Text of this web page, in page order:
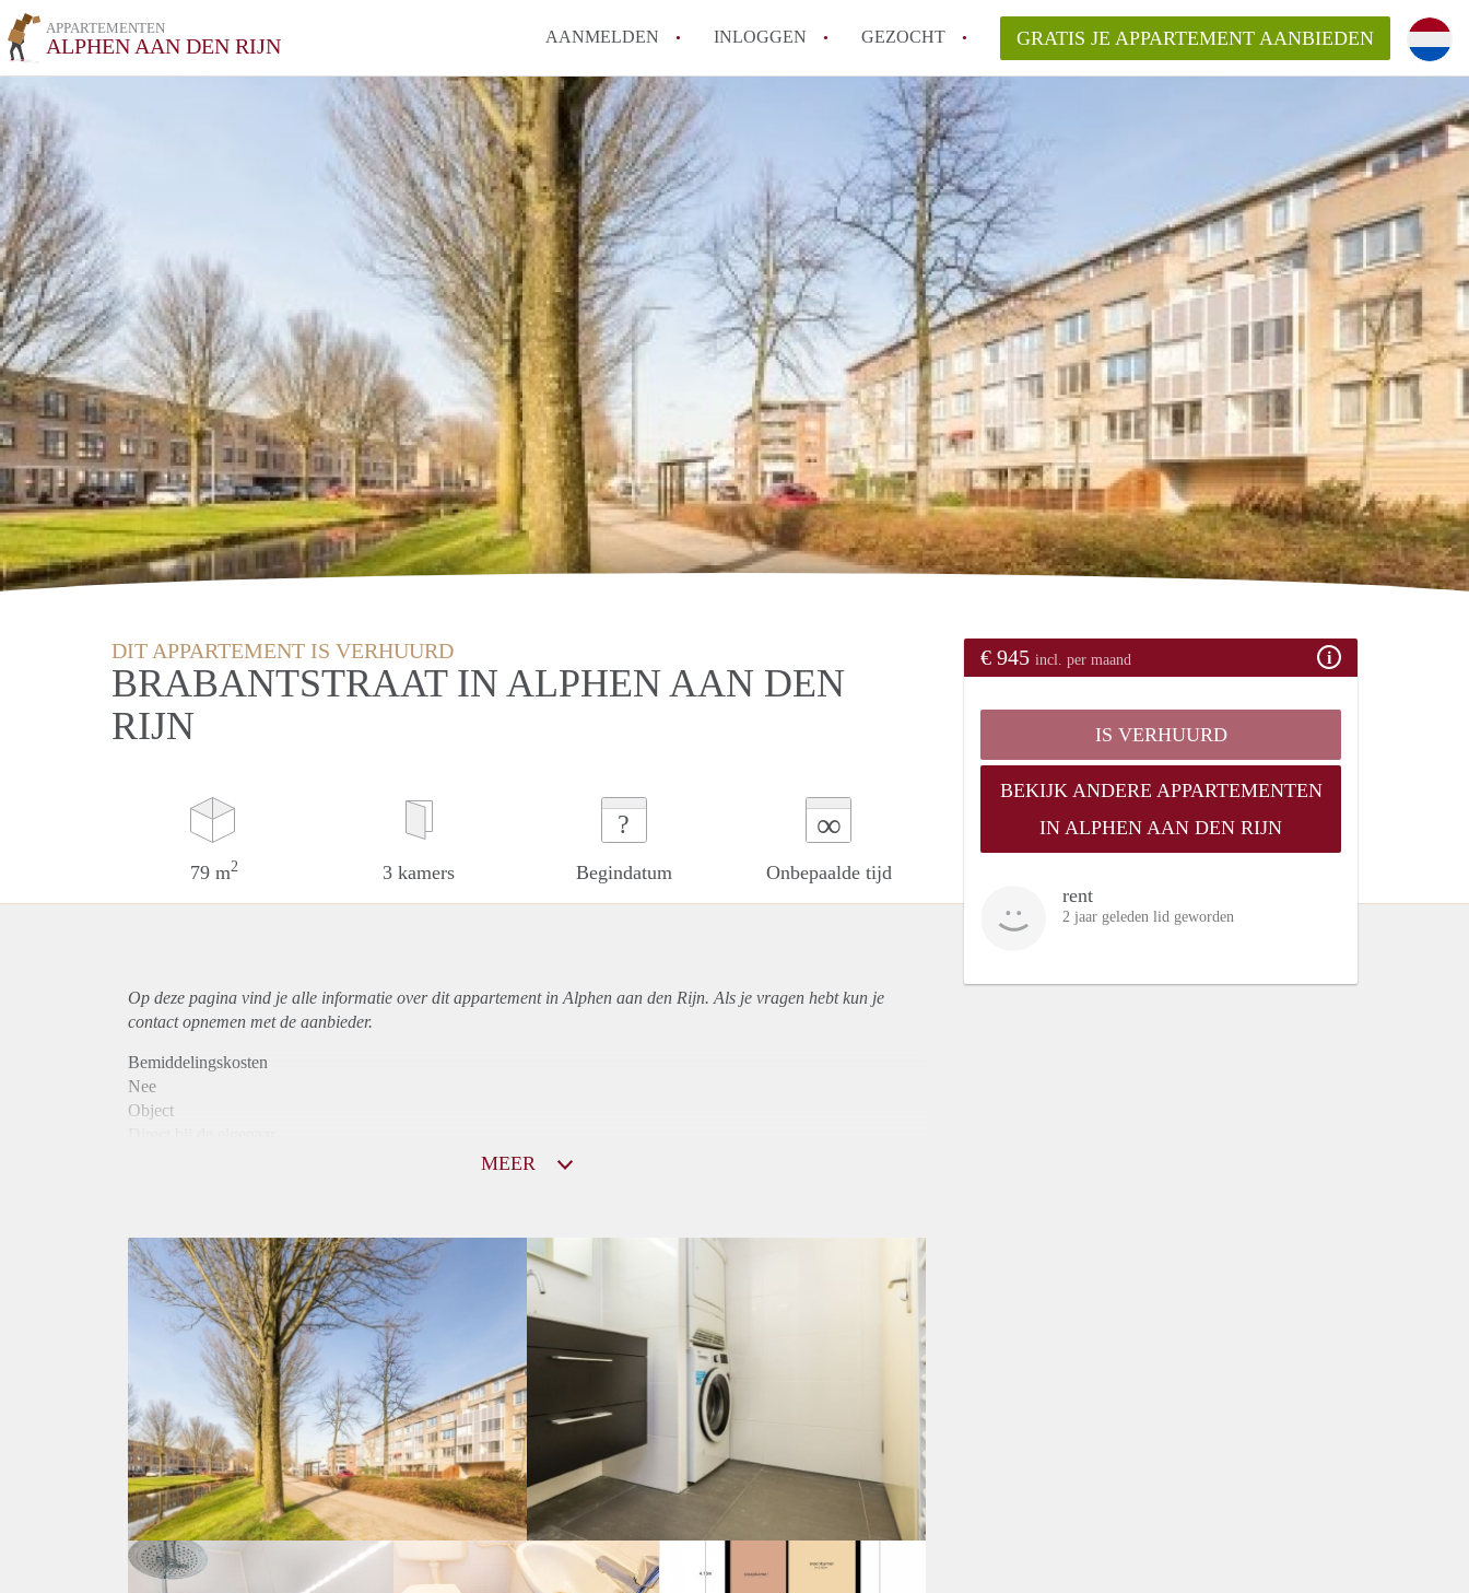
APPARTEMENTEN
ALPHEN AAN DEN RIJN AANMELDEN INLOGGEN GEZOCHT GRATIS JE APPARTEMENT AANBIEDEN
DIT APPARTEMENT IS VERHUURD
BRABANTSTRAAT IN ALPHEN AAN DEN
RIJN
79 m2 3 kamers
?
Begindatum
∞
Onbepaalde tijd
€ 945 incl. per maand
IS VERHUURD
BEKIJK ANDERE APPARTEMENTEN
IN ALPHEN AAN DEN RIJN
rent
2 jaar geleden lid geworden
Op deze pagina vind je alle informatie over ditappartementin Alphen aan den Rijn. Als je vragen hebt kun je
contact opnemen met de aanbieder.
Bemiddelingskosten
Nee
Object
Huurtoeslag
Niet mogelijk
Inkomen eis
3,1 X Maandhuur Bruto
Huurtermijn
Onbepaalde termijn
Oplevering
Kaal
MEER